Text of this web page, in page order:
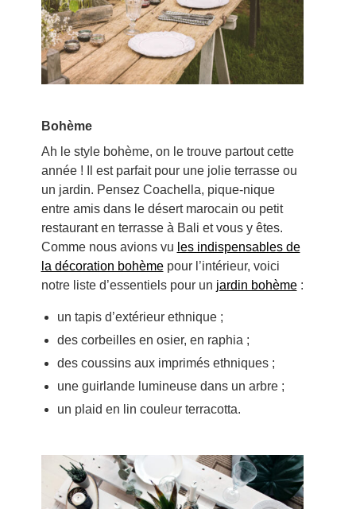
Bohème
Ah le style bohème, on le trouve partout cette
année ! Il est parfait pour une jolie terrasse ou
un jardin. Pensez Coachella, pique-nique
entre amis dans le désert marocain ou petit
restaurant en terrasse à Bali et vous y êtes.
Comme nous avions vu les indispensables de
la décoration bohèmepour l’intérieur, voici
notre liste d’essentiels pour un jardin bohème:
un tapis d’extérieur ethnique ;
des corbeilles en osier, en raphia ;
des coussins aux imprimés ethniques ;
une guirlande lumineuse dans un arbre ;
un plaid en lin couleur terracotta.